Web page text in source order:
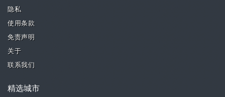
隐私
使用条款
免责声明
关于
联系我们
精选城市